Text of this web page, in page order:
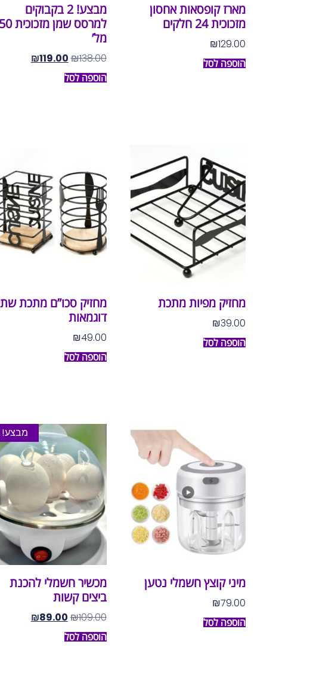
מארז קופסאות אחסון
מזכוכית 24 חלקים
₪129.00
הוספה לסל
מבצע! 2 בקבוקים
למרסס שמן
מל’
₪138.00
₪119.00
הוספה לסל
מחזיק מפיות מתכת
₪39.00
הוספה לסל
מחזיק סכו”ם מתכת
דוגמאות
₪49.00
הוספה לסל
מיני קוצץ חשמלי נטען
₪79.00
הוספה לסל
מבצע!
מכשיר חשמלי להכנת
ביצים קשות
₪109.00
₪89.00
הוספה לסל